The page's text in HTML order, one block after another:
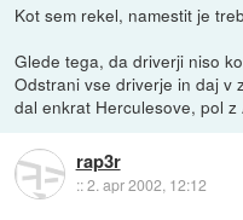
Kot sem rekel, namestit je
Glede tega, da driverji niso
Odstrani vse driverje in daj v
dal enkrat Herculesove, pol
rap3r
::2. apr 2002, 12:12